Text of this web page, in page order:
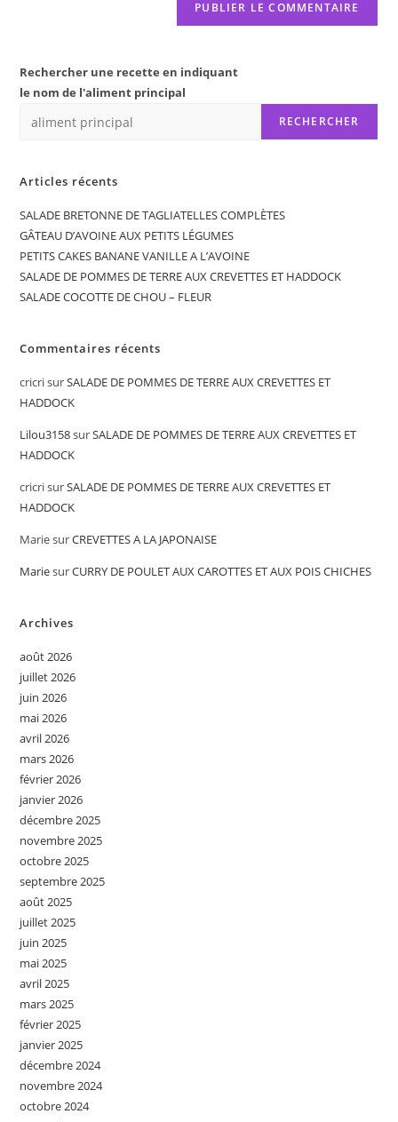
Rechercher une recette en indiquant
le nom de l'aliment principal
RECHERCHER
Articles récents
SALADE BRETONNE DE TAGLIATELLES COMPLÈTES
GÂTEAU D’AVOINE AUX PETITS LÉGUMES
PETITS CAKES BANANE VANILLE A L’AVOINE
SALADE DE POMMES DE TERRE AUX CREVETTES ET HADDOCK
SALADE COCOTTE DE CHOU – FLEUR
Commentaires récents
cricrisurSALADE DE POMMES DE TERRE AUX CREVETTES ET
HADDOCK
Lilou3158surSALADE DE POMMES DE TERRE AUX CREVETTES ET
HADDOCK
cricrisurSALADE DE POMMES DE TERRE AUX CREVETTES ET
HADDOCK
MariesurCREVETTES A LA JAPONAISE
MariesurCURRY DE POULET AUX CAROTTES ET AUX POIS CHICHES
Archives
août 2026
juillet 2026
juin 2026
mai 2026
avril 2026
mars 2026
février 2026
janvier 2026
décembre 2025
novembre 2025
octobre 2025
septembre 2025
août 2025
juillet 2025
juin 2025
mai 2025
avril 2025
mars 2025
février 2025
janvier 2025
décembre 2024
novembre 2024
octobre 2024